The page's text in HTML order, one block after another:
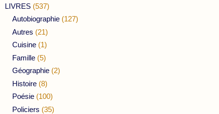
LIVRES (537)
Autobiographie (127)
Autres (21)
Cuisine (1)
Famille (5)
Géographie (2)
Histoire (8)
Poésie (100)
Policiers (35)